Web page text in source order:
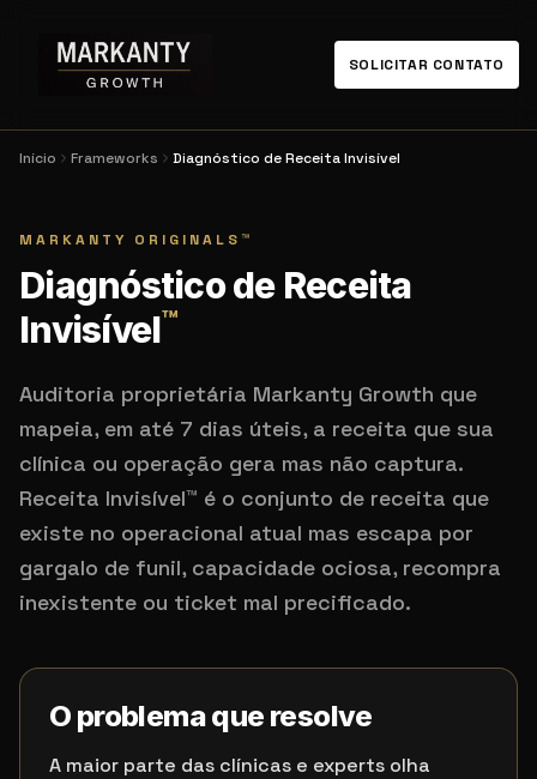
SOLICITAR CONTATO
Início Frameworks Diagnóstico de Receita Invisível
MARKANTY ORIGINALS ™
Diagnóstico de Receita
Invisível™
Auditoria proprietária Markanty Growth que
mapeia, em até 7 dias úteis, a receita que sua
clínica ou operação gera mas não captura.
Receita Invisível™ é o conjunto de receita que
existe no operacional atual mas escapa por
gargalo de funil, capacidade ociosa, recompra
inexistente ou ticket mal precificado.
O problema que resolve
A maior parte das clínicas e experts olha